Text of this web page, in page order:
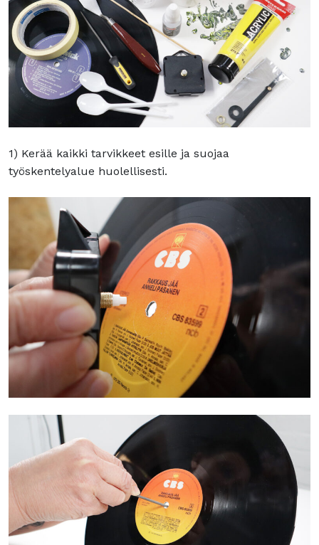
1) Kerää kaikki tarvikkeet esille ja suojaa
työskentelyalue huolellisesti.